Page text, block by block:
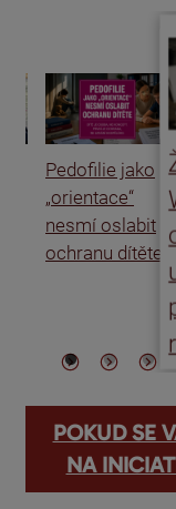
Pedofilie jako
„orientace“
nesmí oslabit
ochranu dítěte
POKUD SE
NA
(odkaz je externí)